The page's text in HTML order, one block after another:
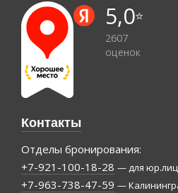
5,0⭐️
2607
оценок
Контакты
Отделы бронирования:
+7-921-100-18-28 — для юр.лиц
+7-963-738-47-59 —